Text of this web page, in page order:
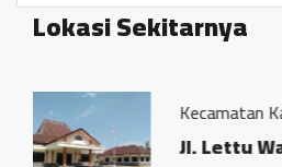
Lokasi Sekitarnya
Kecamatan Kaliangkrik
Jl. Lettu Wakidi 02